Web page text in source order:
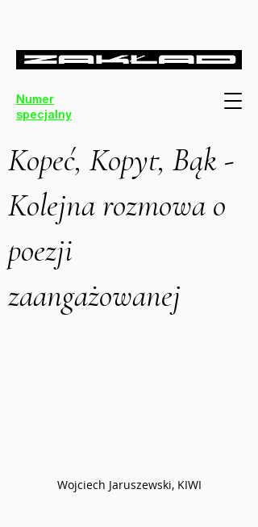
Numer
specjalny
Kopeć, Kopyt, Bąk -
Kolejna rozmowa o
poezji
zaangażowanej
Wojciech Jaruszewski, KIWI